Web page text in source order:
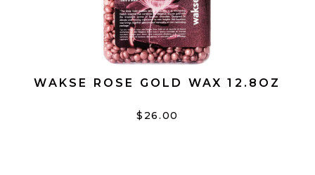
WAKSE ROSE GOLD WAX 12.8OZ
$26.00